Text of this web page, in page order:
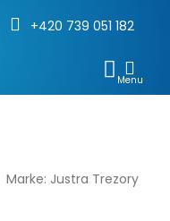
+420 739 051 182
Marke: Justra Trezory